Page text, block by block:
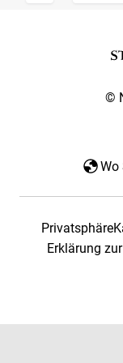
©
Wo
Privatsphäre
Erklärung